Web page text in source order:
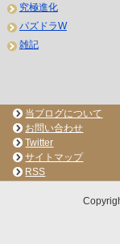
究極進化
パズドラW
雑記
当ブログについて
お問い合わせ
Twitter
サイトマップ
RSS